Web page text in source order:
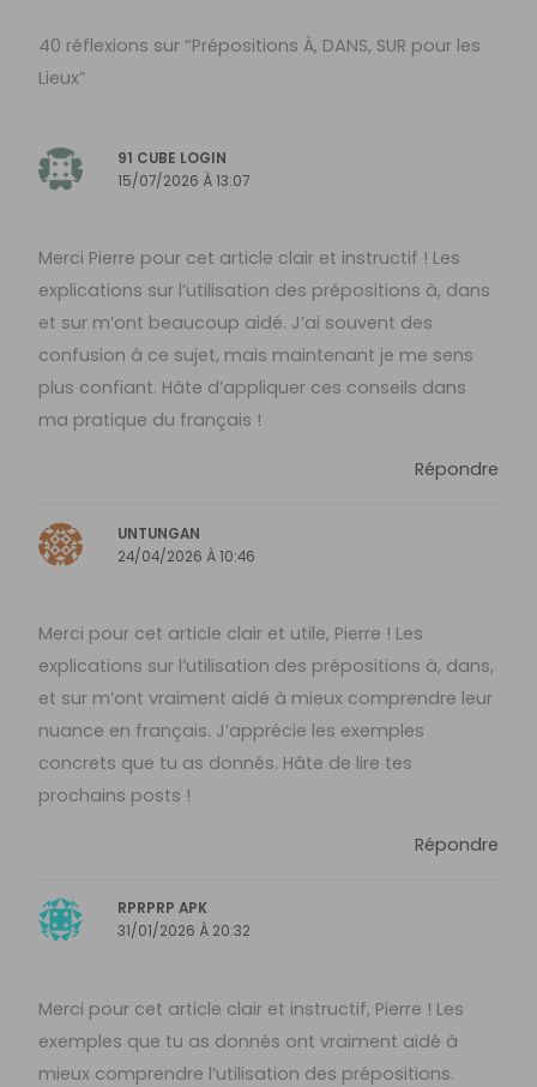
40 réflexions sur “Prépositions À, DANS, SUR pour les
Lieux”
91 CUBE LOGIN
15/07/2026 À 13:07
Merci Pierre pour cet article clair et instructif ! Les
explications sur l’utilisation des prépositions à, dans
et sur m’ont beaucoup aidé. J’ai souvent des
confusion à ce sujet, mais maintenant je me sens
plus confiant. Hâte d’appliquer ces conseils dans
ma pratique du français !
Répondre
UNTUNGAN
24/04/2026 À 10:46
Merci pour cet article clair et utile, Pierre ! Les
explications sur l’utilisation des prépositions à, dans,
et sur m’ont vraiment aidé à mieux comprendre leur
nuance en français. J’apprécie les exemples
concrets que tu as donnés. Hâte de lire tes
prochains posts !
Répondre
RPRPRP APK
31/01/2026 À 20:32
Merci pour cet article clair et instructif, Pierre ! Les
exemples que tu as donnés ont vraiment aidé à
mieux comprendre l’utilisation des prépositions.